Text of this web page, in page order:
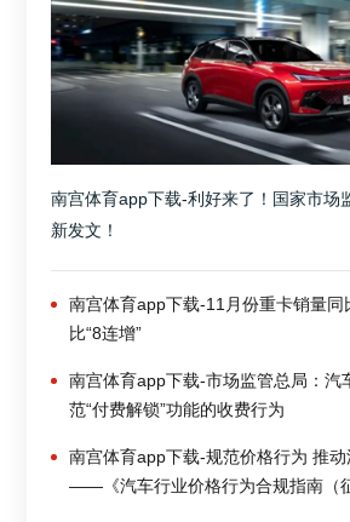
南宫体育app下载-利好来了！国家市场
新发文！
南宫体育app下载-11月份重卡销量同
比“8连增”
南宫体育app下载-市场监管总局：汽
范“付费解锁”功能的收费行为
南宫体育app下载-规范价格行为 推
——《汽车行业价格行为合规指南（